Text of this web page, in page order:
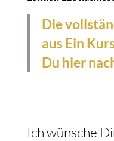
Die
aus Ein
Du hier
Ich wünsche